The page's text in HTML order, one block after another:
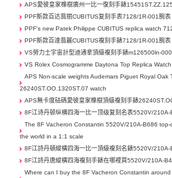
APS愛彼皇家橡樹廣州一比一復刻手錶
PPF新款百达翡丽CUBITUS复刻手表7128/1R-001腕表
PPF's new Patek Philippe CUBITUS replica watch
PPF新款百達翡麗CUBITUS複刻手錶7128/1R-001腕表
VS勞力士宇宙計型迪通拿頂級複刻手錶m126500ln-
VS Rolex Cosmogramme Daytona Top Replica
APS Non-scale weights Audemars Piguet Royal Oak
26240ST.OO.1320ST.07 watch
APS無卡度砝碼愛彼皇家橡樹頂級複刻手錶
8F江诗丹顿纵横四海一比一顶级复刻名表5520V/
The 8F Vacheron Constantin 5520V/210A-B686
the world in a 1:1 scale
8F江詩丹頓縱橫四海一比一頂級複刻名錶5520V/
8F江詩丹唐縱橫四海複刻手錶在哪裡買5520V/210A-
Where can I buy the 8F Vacheron Constantin